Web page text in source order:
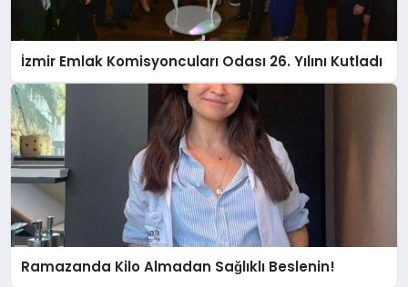
İzmir Emlak Komisyoncuları Odası 26. Yılını Kutladı
Ramazanda Kilo Almadan Sağlıklı Beslenin!